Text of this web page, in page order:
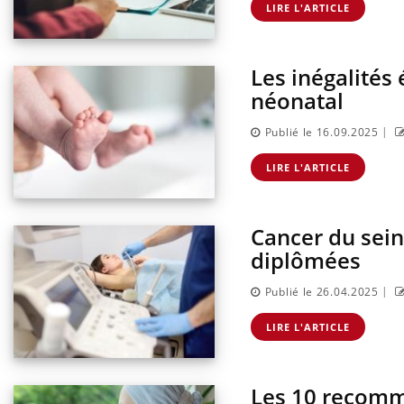
LIRE L'ARTICLE
Les inégalités
néonatal
Publié le 16.09.2025 |
LIRE L'ARTICLE
Cancer du
diplômées
Publié le 26.04.2025 |
LIRE L'ARTICLE
Les 10
pour
ou
de la
qui la rend
Insuline & Charge mentale : et si on
osait en parler??Youtube
En 2026, l'insuline dans le diabète de type 2
reste entourée d'idées reçues chez les
patients comme parfois chez les soignants.